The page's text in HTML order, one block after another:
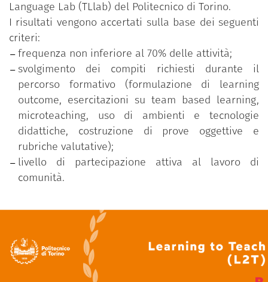
Language Lab (TLlab) del Politecnico di Torino.
I risultati vengono accertati sulla base dei seguenti
criteri:
frequenza non inferiore al 70% delle attività;
svolgimento dei compiti richiesti durante il
percorso formativo (formulazione di learning
outcome, esercitazioni su team based learning,
microteaching, uso di ambienti e tecnologie
didattiche, costruzione di prove oggettive e
rubriche valutative);
livello di partecipazione attiva al lavoro di
comunità.